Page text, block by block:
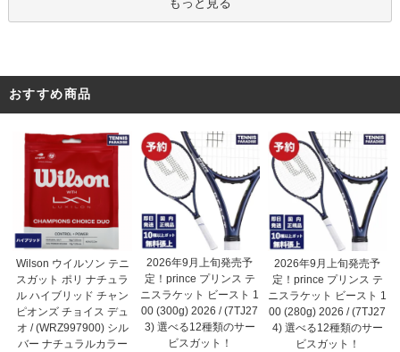
おすすめ商品
Wilson ウイルソン テニ
スガット ポリ ナチュラ
ル ハイブリッド チャン
ピオンズ チョイス デュ
オ / (WRZ997900) シル
バー ナチュラルカラー
2026年9月上旬発売予
定！prince プリンス テ
ニスラケット ビースト 1
00 (300g) 2026 / (7TJ27
3) 選べる12種類のサー
ビスガット！
2026年9月上旬発売予
定！prince プリンス テ
ニスラケット ビースト 1
00 (280g) 2026 / (7TJ27
4) 選べる12種類のサー
ビスガット！